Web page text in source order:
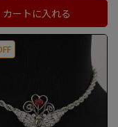
カートに入れる